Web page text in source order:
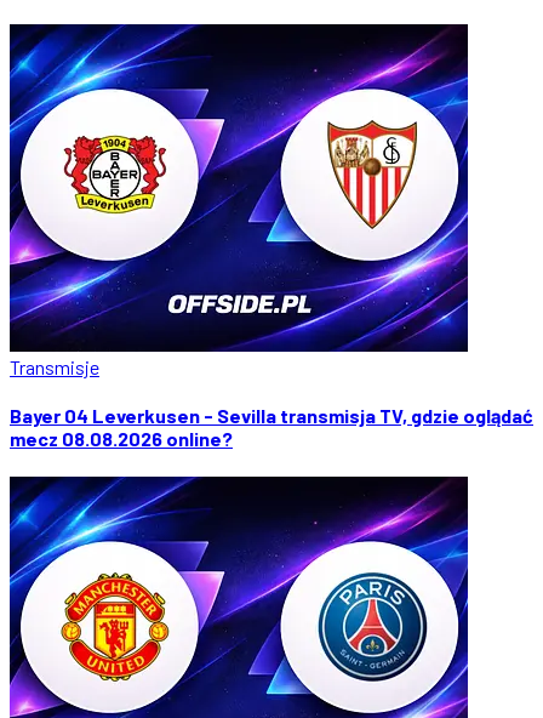
Transmisje
Bayer 04 Leverkusen - Sevilla transmisja TV, gdzie oglądać
mecz 08.08.2026 online?